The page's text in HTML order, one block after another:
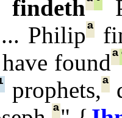
Philipª
foundª
prophets,ª
ª